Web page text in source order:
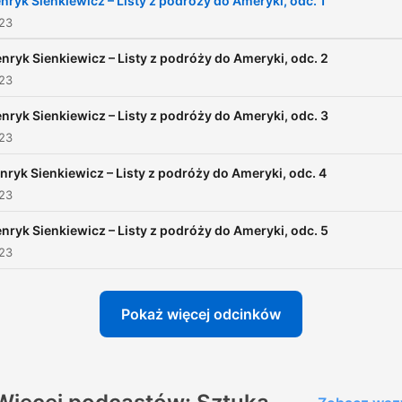
z podróży do Ameryki”
bogatym zbiorem
połowy XIX wieku. W formie
opublikowane w 1880
Sienkiewicz – Listy z podróży do Ameryki, odc. 2
Sienkiewicz – Listy z podróży do Ameryki, odc. 3
Sienkiewicz – Listy z podróży do Ameryki, odc. 4
Sienkiewicz – Listy z podróży do Ameryki, odc. 5
Pokaż więcej odcinków